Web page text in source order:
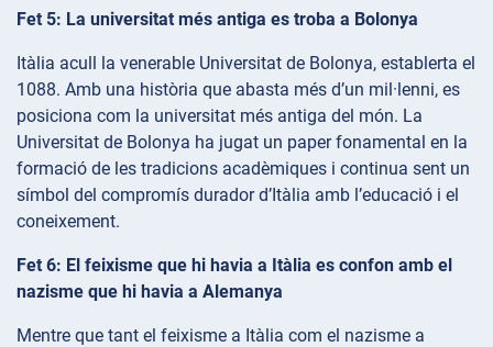
Fet 5: La universitat més antiga es troba a Bolonya
Itàlia acull la venerable Universitat de Bolonya, establerta el
1088. Amb una història que abasta més d’un mil·lenni, es
posiciona com la universitat més antiga del món. La
Universitat de Bolonya ha jugat un paper fonamental en la
formació de les tradicions acadèmiques i continua sent un
símbol del compromís durador d’Itàlia amb l’educació i el
coneixement.
Fet 6: El feixisme que hi havia a Itàlia es confon amb el
nazisme que hi havia a Alemanya
Mentre que tant el feixisme a Itàlia com el nazisme a